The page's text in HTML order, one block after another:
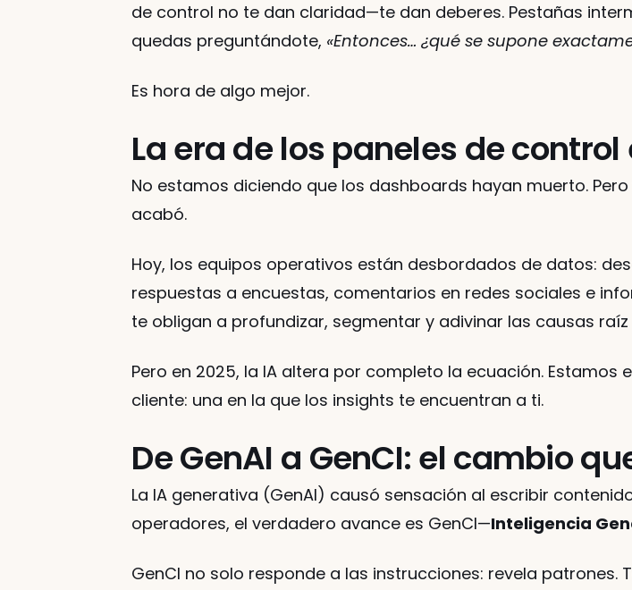
de control no te dan claridad—te dan deberes. Pestañas
quedas preguntándote, «Entonces… ¿qué se supone
Es hora de algo mejor.
La era de los paneles de
No estamos diciendo que los dashboards hayan muerto.
acabó.
Hoy, los equipos operativos están desbordados de datos:
respuestas a encuestas, comentarios en redes sociales e
te obligan a profundizar, segmentar y adivinar las causas
Pero en 2025, la IA altera por completo la ecuación.
cliente: una en la que los insights te encuentran a ti.
De GenAI a GenCI: el cambio
La IA generativa (GenAI) causó sensación al escribir
operadores, el verdadero avance es GenCI—Inteligencia
GenCI no solo responde a las instrucciones: revela